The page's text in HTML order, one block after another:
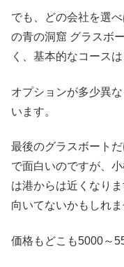
でも、どの会社を選
の青の洞窟 グラスボ
く、基本的なコース
オプションが多少異
います。
最後のグラスボート
で面白いのですが、
は港からは近くなり
向いてないかもしれま
価格もどこも5000～